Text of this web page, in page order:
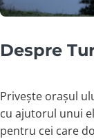
Despre
Privește orașul
cu ajutorul unui
pentru cei care